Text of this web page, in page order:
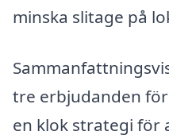
minska slitage på
tre erbjudanden
en klok strategi för